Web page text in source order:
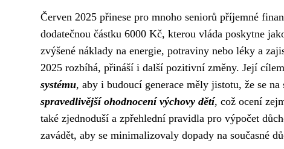
Červen 2025 přinese pro mnoho seniorů příjemné
dodatečnou částku 6000 Kč, kterou vláda poskytne
zvýšené náklady na energie, potraviny nebo léky a
2025 rozbíhá, přináší i další pozitivní změny. Její
systému, aby i budoucí generace měly jistotu, že se
spravedlivější ohodnocení výchovy dětí, což ocení
také zjednoduší a zpřehlední pravidla pro výpočet
zavádět, aby se minimalizovaly dopady na současné